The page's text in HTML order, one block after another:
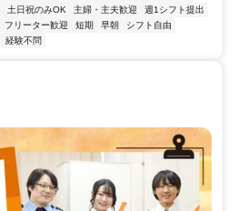
土日祝のみOK 主婦・主夫歓迎
週1シフト提出
フリーター歓迎 短期 早朝
シフト自由
経験不問